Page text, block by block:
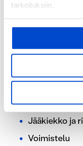
tarkoituksiin.
Jos sallit,
Kerätä
mahdollisesti
Tunnistaa
ominaispiirteitä
Lue lisää siitä, miten
voit määrittää
suostumustasi tai
evästeilmoituksessa.
1.Sports &
Jalkapallo
Jääkiekko ja
Voimistelu